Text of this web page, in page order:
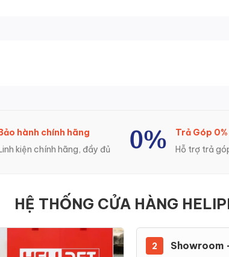
hành chính hãng
kiện chính hãng, đầy đủ
Trả Góp 0%
Hỗ trợ trả
HỆ THỐNG CỬA HÀNG
2 Showroom